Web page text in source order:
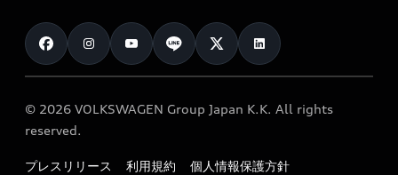
カタログ一覧
車検 / 定期点検
e-tronアフターサポート
myAudi
クオリティ
保証
メンテナンス
お知らせ
オーナー様向けキャンペーン
特定整備適用車一覧
リサイクル法
© 2026 VOLKSWAGEN Group Japan K.K. All rights
reserved.
プレスリリース 利用規約 個人情報保護方針